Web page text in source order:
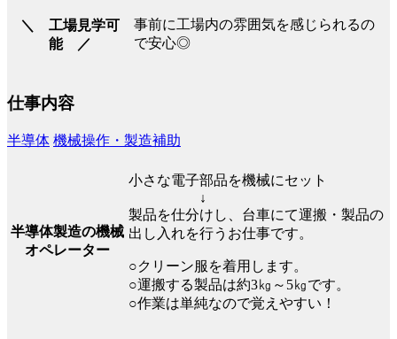
＼ 工場見学可
能 ／
事前に工場内の雰囲気を感じられるの
で安心◎
仕事内容
半導体 機械操作・製造補助
半導体製造の機械
オペレーター
小さな電子部品を機械にセット
↓
製品を仕分けし、台車にて運搬・製品の
出し入れを行うお仕事です。
○クリーン服を着用します。
○運搬する製品は約3㎏～5㎏です。
○作業は単純なので覚えやすい！